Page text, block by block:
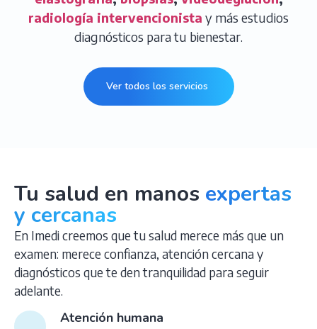
radiología intervencionista y más estudios
diagnósticos para tu bienestar.
Ver todos los servicios
Tu salud en manos expertas
y cercanas
En Imedi creemos que tu salud merece más que un
examen: merece confianza, atención cercana y
diagnósticos que te den tranquilidad para seguir
adelante.
Atención humana